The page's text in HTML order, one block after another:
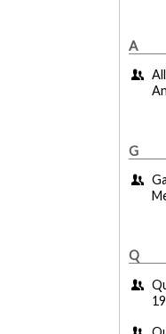
A
G
Q